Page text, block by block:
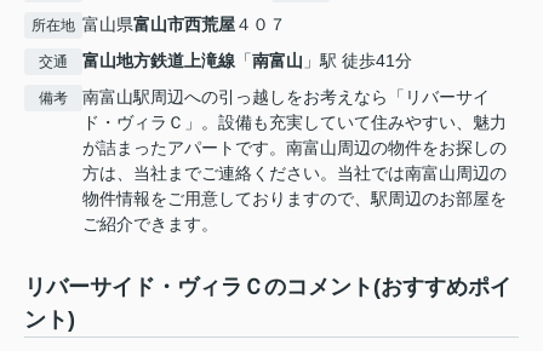
所在地 富山県富山市西荒屋４０７
交通 富山地方鉄道上滝線 「南富山 」駅 徒歩41分
備考
南富山駅周辺への引っ越しをお考えなら「リバーサイ
ド・ヴィラＣ」。設備も充実していて住みやすい、魅力
が詰まったアパートです。南富山周辺の物件をお探しの
方は、当社までご連絡ください。当社では南富山周辺の
物件情報をご用意しておりますので、駅周辺のお部屋を
ご紹介できます。
リバーサイド・ヴィラＣのコメント(おすすめポイ
ント)